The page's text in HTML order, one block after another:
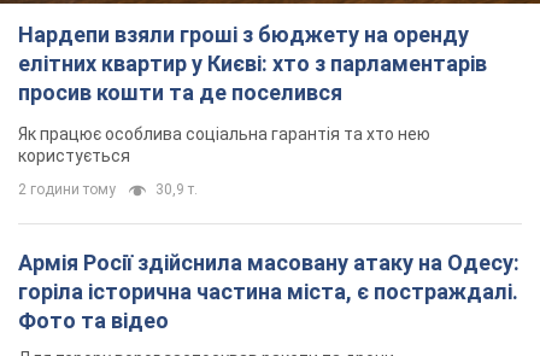
Армія Росії здійснила масовану атаку на Одесу:
горіла історична частина міста, є постраждалі.
Фото та відео
годину тому
Російська армія обстріляла дві сусідні
багатоповерхівки в Харкові: двоє загиблих, 13
постраждалих
Ворог навмисно обстрілює житлові будинки